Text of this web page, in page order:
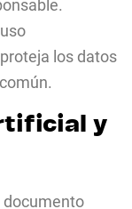
los datos
y
documento